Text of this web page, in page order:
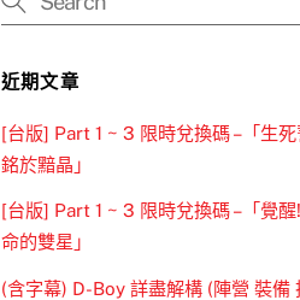
近期文章
[台版] Part 1 ~ 3 限時兌換碼 –「生死
銘於黯晶」
[台版] Part 1 ~ 3 限時兌換碼 –「覺醒
命的雙星」
(含字幕) D-Boy 詳盡解構 (陣營 裝備